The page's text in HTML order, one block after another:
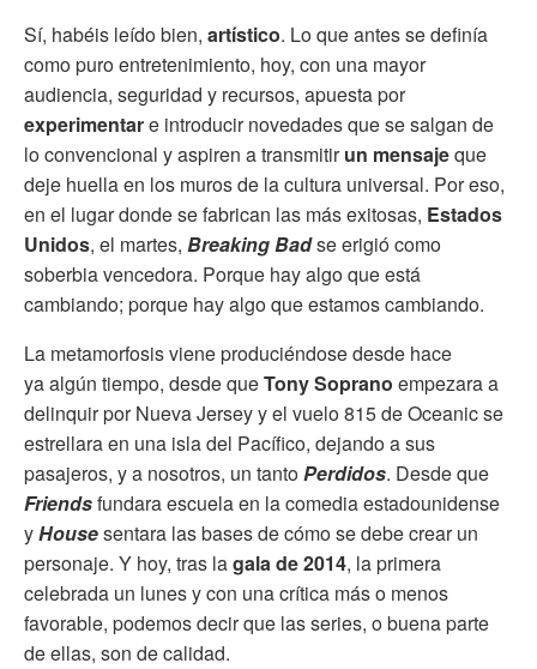
Sí, habéis leído bien, artístico. Lo que antes se definía
como puro entretenimiento, hoy, con una mayor
audiencia, seguridad y recursos, apuesta por
experimentare introducir novedades que se salgan de
lo convencional y aspiren a transmitirun mensajeque
deje huella en los muros de la cultura universal. Por eso,
en el lugar donde se fabrican las más exitosas, Estados
Unidos, el martes, Breaking Badse erigió como
soberbia vencedora. Porque hay algo que está
cambiando; porque hay algo que estamos cambiando.
La metamorfosis viene produciéndose desde hace
ya algún tiempo, desde queTony Soprano empezara a
delinquir por Nueva Jersey y el vuelo 815 de Oceanic se
estrellara en una isla del Pacífico, dejando a sus
pasajeros, y a nosotros, un tantoPerdidos. Desde que
Friendsfundara escuela en la comedia estadounidense
yHousesentara las bases de cómo se debe crear un
personaje. Y hoy, tras lagala de 2014, la primera
celebrada un lunes y con una crítica más o menos
favorable, podemos decir que las series, o buena parte
de ellas, son de calidad.